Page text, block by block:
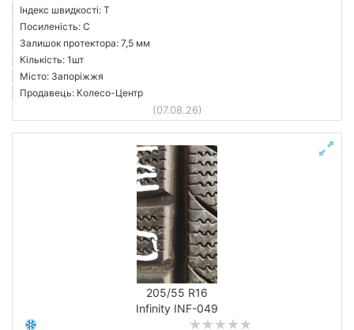
Індекс швидкості: T
Посиленість: C
Залишок протектора: 7,5 мм
Кількість: 1шт
Місто: Запоріжжя
Продавець: Колесо-Центр
(07.08.26)
205/55 R16
Infinity INF-049